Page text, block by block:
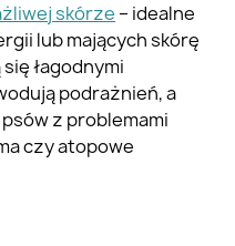
skórze – idealne
lub mających skórę
łagodnymi
podrażnień, a
z problemami
czy atopowe